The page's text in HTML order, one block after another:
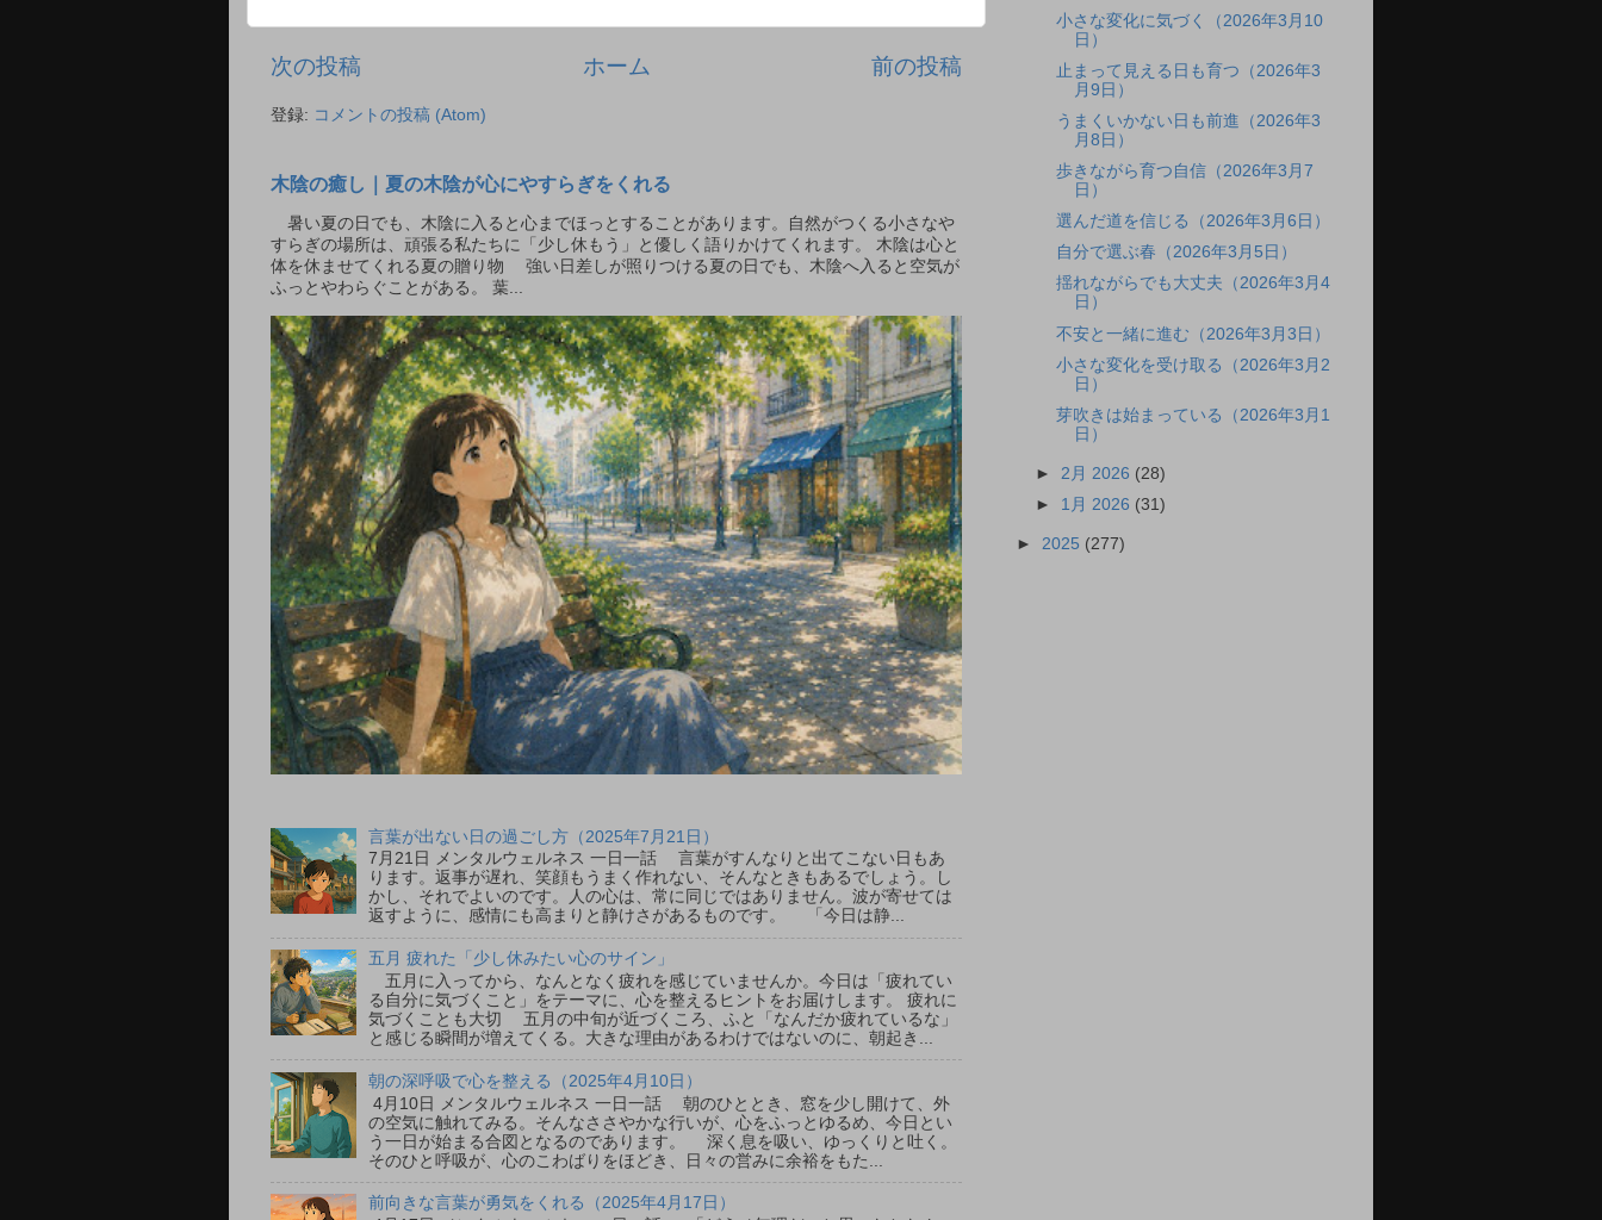
次の投稿 前の投稿
ホーム
登録: コメントの投稿 (Atom)
木陰の癒し｜夏の木陰が心にやすらぎをくれる
暑い夏の日でも、木陰に入ると心までほっとすることがあります。自然がつくる小さなや
すらぎの場所は、頑張る私たちに「少し休もう」と優しく語りかけてくれます。 木陰は心と
体を休ませてくれる夏の贈り物 強い日差しが照りつける夏の日でも、木陰へ入ると空気が
ふっとやわらぐことがある。 葉...
言葉が出ない日の過ごし方（2025年7月21日）
7月21日 メンタルウェルネス 一日一話 言葉がすんなりと出てこない日もあ
ります。返事が遅れ、笑顔もうまく作れない、そんなときもあるでしょう。し
かし、それでよいのです。人の心は、常に同じではありません。波が寄せては
返すように、感情にも高まりと静けさがあるものです。 「今日は静...
五月 疲れた「少し休みたい心のサイン」
五月に入ってから、なんとなく疲れを感じていませんか。今日は「疲れてい
る自分に気づくこと」をテーマに、心を整えるヒントをお届けします。 疲れに
気づくことも大切 五月の中旬が近づくころ、ふと「なんだか疲れているな」
と感じる瞬間が増えてくる。大きな理由があるわけではないのに、朝起き...
朝の深呼吸で心を整える（2025年4月10日）
4月10日 メンタルウェルネス 一日一話 朝のひととき、窓を少し開けて、外
の空気に触れてみる。そんなささやかな行いが、心をふっとゆるめ、今日とい
う一日が始まる合図となるのであります。 深く息を吸い、ゆっくりと吐く。
そのひと呼吸が、心のこわばりをほどき、日々の営みに余裕をもた...
前向きな言葉が勇気をくれる（2025年4月17日）
小さな変化に気づく（2026年3月10
日）
止まって見える日も育つ（2026年3
月9日）
うまくいかない日も前進（2026年3
月8日）
歩きながら育つ自信（2026年3月7
日）
選んだ道を信じる（2026年3月6日）
自分で選ぶ春（2026年3月5日）
揺れながらでも大丈夫（2026年3月4
日）
不安と一緒に進む（2026年3月3日）
小さな変化を受け取る（2026年3月2
日）
芽吹きは始まっている（2026年3月1
日）
► 2月 2026 (28)
► 1月 2026 (31)
► 2025 (277)